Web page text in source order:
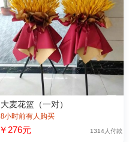
大麦花篮（一对）
8小时前有人购买
￥276元 1314人付款